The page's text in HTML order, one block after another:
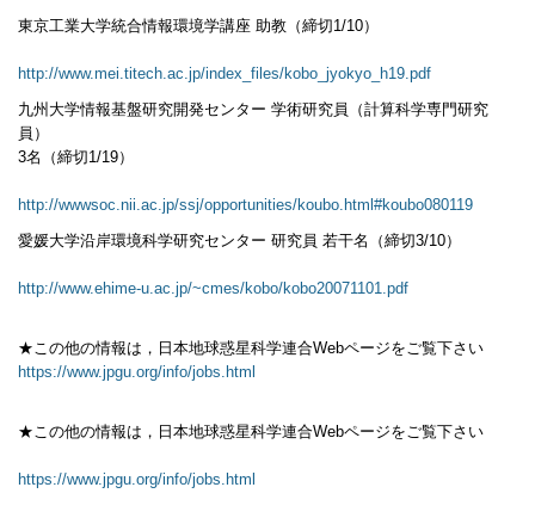
東京工業大学統合情報環境学講座 助教（締切1/10）
http://www.mei.titech.ac.jp/index_files/kobo_jyokyo_h19.pdf
九州大学情報基盤研究開発センター 学術研究員（計算科学専門研究
員）
3名（締切1/19）
http://wwwsoc.nii.ac.jp/ssj/opportunities/koubo.html#koubo080119
愛媛大学沿岸環境科学研究センター 研究員 若干名（締切3/10）
http://www.ehime-u.ac.jp/~cmes/kobo/kobo20071101.pdf
★この他の情報は，日本地球惑星科学連合Webページをご覧下さい
https://www.jpgu.org/info/jobs.html
★この他の情報は，日本地球惑星科学連合Webページをご覧下さい
https://www.jpgu.org/info/jobs.html